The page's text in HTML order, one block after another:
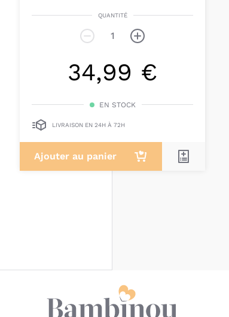
QUANTITÉ
34,99 €
EN STOCK
LIVRAISON EN 24H À 72H
Ajouter au panier